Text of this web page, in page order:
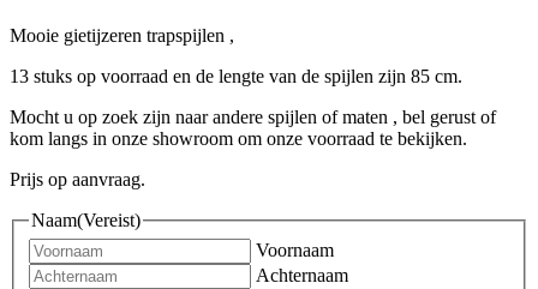
Mooie gietijzeren trapspijlen ,
13 stuks op voorraad en de lengte van de spijlen zijn 85 cm.
Mocht u op zoek zijn naar andere spijlen of maten , bel gerust of
kom langs in onze showroom om onze voorraad te bekijken.
Prijs op aanvraag.
Naam(Vereist)
Voornaam
Achternaam